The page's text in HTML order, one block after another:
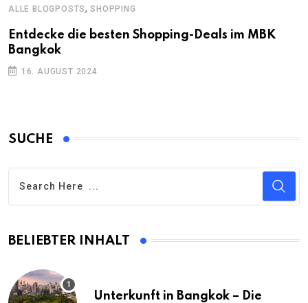
ALLE BLOGPOSTS,SHOPPING
Entdecke die besten Shopping-Deals im MBK
Bangkok
16. AUGUST 2024
SUCHE
BELIEBTER INHALT
Unterkunft in Bangkok – Die